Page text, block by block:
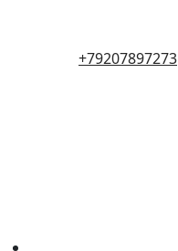
+79207897273